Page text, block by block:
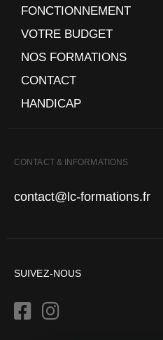
FONCTIONNEMENT
VOTRE BUDGET
NOS FORMATIONS
CONTACT
HANDICAP
CONTACT & INFORMATIONS
contact@lc-formations.fr
SUIVEZ-NOUS